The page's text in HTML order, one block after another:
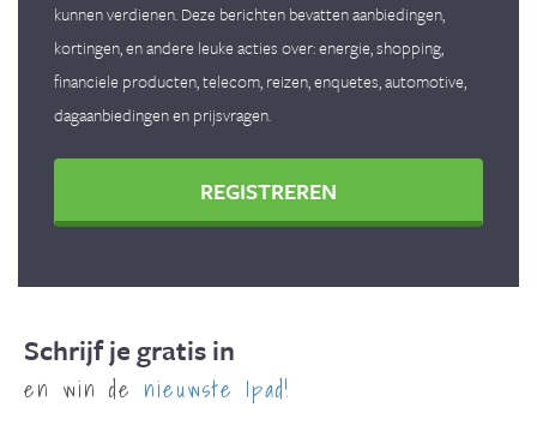
kunnen verdienen. Deze berichten bevatten aanbiedingen,
kortingen, en andere leuke acties over: energie, shopping,
financiele producten, telecom, reizen, enquetes, automotive,
dagaanbiedingen en prijsvragen.
REGISTREREN
Schrijf je gratis in
en win de nieuwste Ipad!